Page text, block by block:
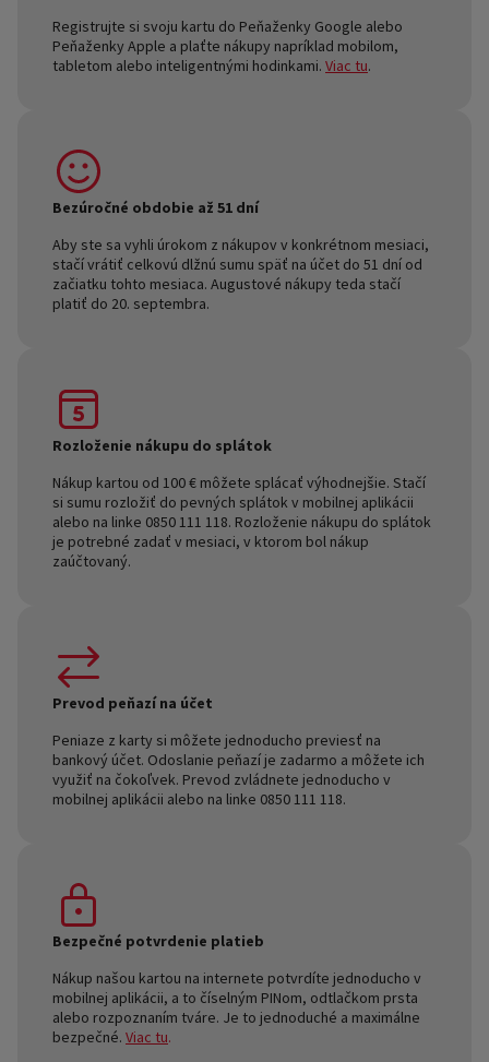
Registrujte si svoju kartu do Peňaženky Google alebo
Peňaženky Apple a plaťte nákupy napríklad mobilom,
tabletom alebo inteligentnými hodinkami. Viac tu.
Bezúročné obdobie až 51 dní
Aby ste sa vyhli úrokom z nákupov v konkrétnom mesiaci,
stačí vrátiť celkovú dlžnú sumu späť na účet do 51 dní od
začiatku tohto mesiaca. Augustové nákupy teda stačí
platiť do 20. septembra.
Rozloženie nákupu do splátok
Nákup kartou od 100 € môžete splácať výhodnejšie. Stačí
si sumu rozložiť do pevných splátok v mobilnej aplikácii
alebo na linke 0850 111 118. Rozloženie nákupu do splátok
je potrebné zadať v mesiaci, v ktorom bol nákup
zaúčtovaný.
Prevod peňazí na účet
Peniaze z karty si môžete jednoducho previesť na
bankový účet. Odoslanie peňazí je zadarmo a môžete ich
využiť na čokoľvek. Prevod zvládnete jednoducho v
mobilnej aplikácii alebo na linke 0850 111 118.
Bezpečné potvrdenie platieb
Nákup našou kartou na internete potvrdíte jednoducho v
mobilnej aplikácii, a to číselným PINom, odtlačkom prsta
alebo rozpoznaním tváre. Je to jednoduché a maximálne
bezpečné. Viac tu.